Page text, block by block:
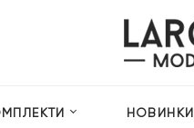
НОВИНКИ